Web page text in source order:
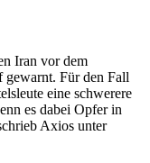
Iran vor dem
Für den Fall
eine schwerere
es dabei Opfer in
Axios unter